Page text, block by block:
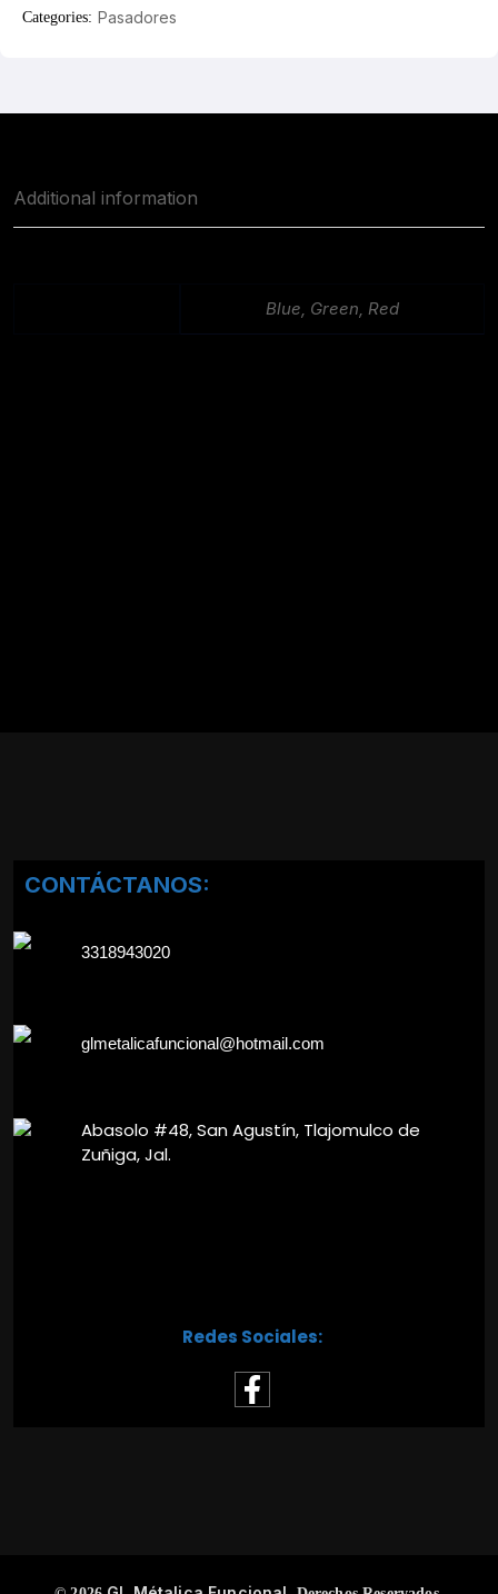
Categories: Pasadores
Additional information
Blue, Green, Red
CONTÁCTANOS:
3318943020
glmetalicafuncional@hotmail.com
Abasolo #48, San Agustín, Tlajomulco de
Zuñiga, Jal.
Redes Sociales: